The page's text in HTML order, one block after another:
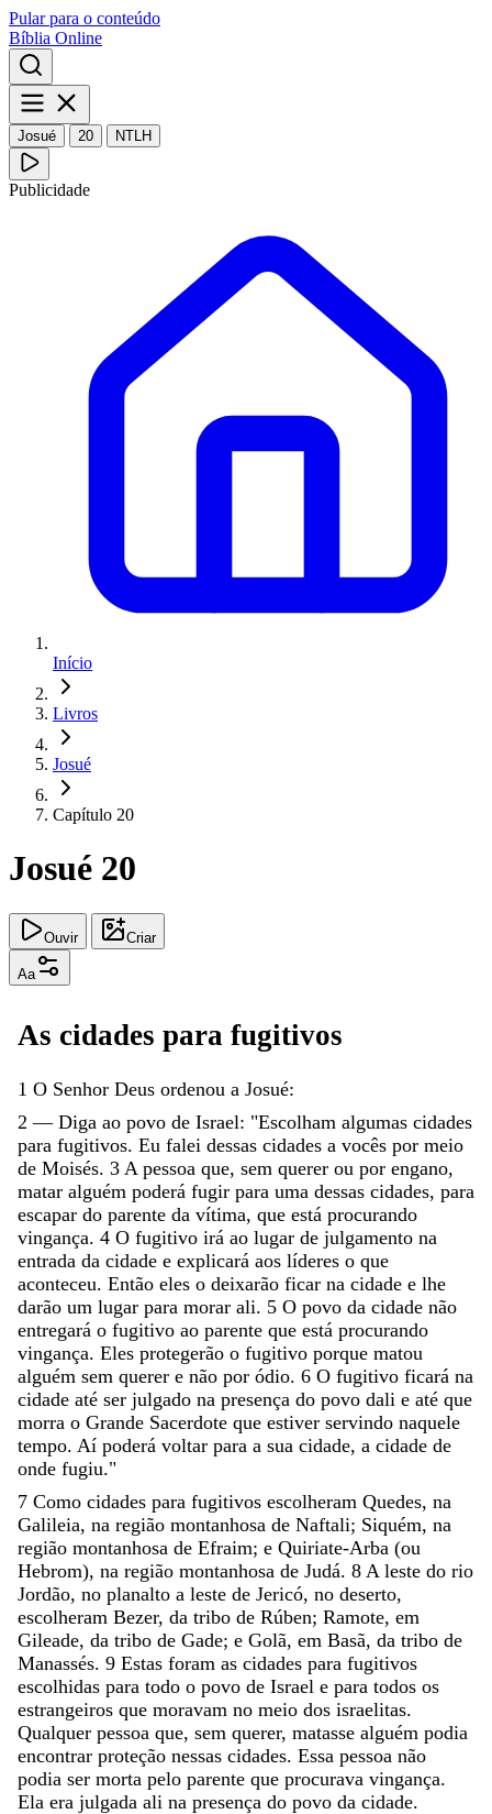
Pular para o conteúdo
Bíblia Online
Josué 20 NTLH
Publicidade
Início
Livros
Josué
Capítulo 20
Josué 20
Ouvir Criar
Aa
As cidades para fugitivos
1 O Senhor Deus ordenou a Josué:
2 — Diga ao povo de Israel: "Escolham algumas cidades
para fugitivos. Eu falei dessas cidades a vocês por meio
de Moisés. 3 A pessoa que, sem querer ou por engano,
matar alguém poderá fugir para uma dessas cidades, para
escapar do parente da vítima, que está procurando
vingança. 4 O fugitivo irá ao lugar de julgamento na
entrada da cidade e explicará aos líderes o que
aconteceu. Então eles o deixarão ficar na cidade e lhe
darão um lugar para morar ali. 5 O povo da cidade não
entregará o fugitivo ao parente que está procurando
vingança. Eles protegerão o fugitivo porque matou
alguém sem querer e não por ódio. 6 O fugitivo ficará na
cidade até ser julgado na presença do povo dali e até que
morra o Grande Sacerdote que estiver servindo naquele
tempo. Aí poderá voltar para a sua cidade, a cidade de
onde fugiu."
7 Como cidades para fugitivos escolheram Quedes, na
Galileia, na região montanhosa de Naftali; Siquém, na
região montanhosa de Efraim; e Quiriate-Arba (ou
Hebrom), na região montanhosa de Judá. 8 A leste do rio
Jordão, no planalto a leste de Jericó, no deserto,
escolheram Bezer, da tribo de Rúben; Ramote, em
Gileade, da tribo de Gade; e Golã, em Basã, da tribo de
Manassés. 9 Estas foram as cidades para fugitivos
escolhidas para todo o povo de Israel e para todos os
estrangeiros que moravam no meio dos israelitas.
Qualquer pessoa que, sem querer, matasse alguém podia
encontrar proteção nessas cidades. Essa pessoa não
podia ser morta pelo parente que procurava vingança.
Ela era julgada ali na presença do povo da cidade.